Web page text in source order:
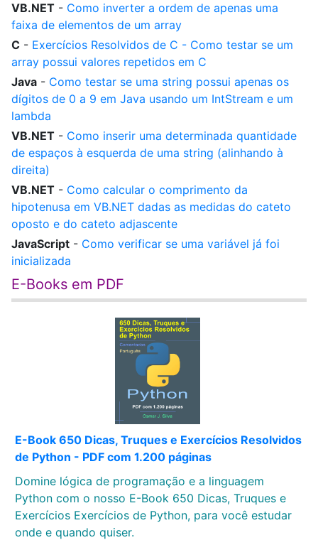
VB.NET - Como inverter a ordem de apenas uma
faixa de elementos de um array
C - Exercícios Resolvidos de C - Como testar se um
array possui valores repetidos em C
Java - Como testar se uma string possui apenas os
dígitos de 0 a 9 em Java usando um IntStream e um
lambda
VB.NET - Como inserir uma determinada quantidade
de espaços à esquerda de uma string (alinhando à
direita)
VB.NET - Como calcular o comprimento da
hipotenusa em VB.NET dadas as medidas do cateto
oposto e do cateto adjascente
JavaScript - Como verificar se uma variável já foi
inicializada
E-Books em PDF
E-Book 650 Dicas, Truques e Exercícios Resolvidos
de Python - PDF com 1.200 páginas
Domine lógica de programação e a linguagem
Python com o nosso E-Book 650 Dicas, Truques e
Exercícios Exercícios de Python, para você estudar
onde e quando quiser.